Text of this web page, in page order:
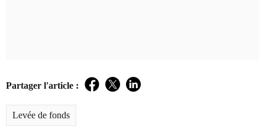
Partager l'article : Facebook
TwitterLinkedIn
Levée de fonds